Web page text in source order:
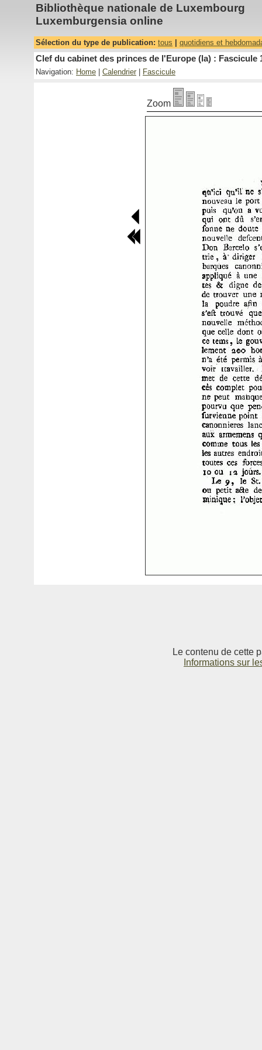
Bibliothèque nationale de Luxembourg
Luxemburgensia online
Sélection du type de publication: tous quotidiens et
Clef du cabinet des princes de l'Europe (la) : Fascicule
Navigation: Home Calendrier Fascicule
Zoom
Le contenu de cette
Informations sur